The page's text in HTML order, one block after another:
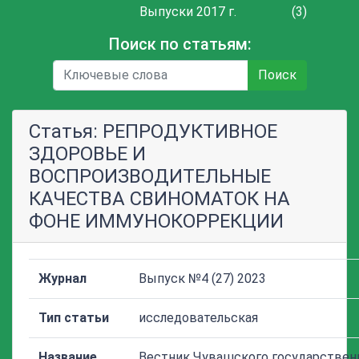
Выпуски 2017 г. (3)
Поиск по статьям:
Поиск
Статья: РЕПРОДУКТИВНОЕ
ЗДОРОВЬЕ И
ВОСПРОИЗВОДИТЕЛЬНЫЕ
КАЧЕСТВА СВИНОМАТОК НА
ФОНЕ ИММУНОКОРРЕКЦИИ
Журнал Выпуск №4 (27) 2023
Тип статьи исследовательская